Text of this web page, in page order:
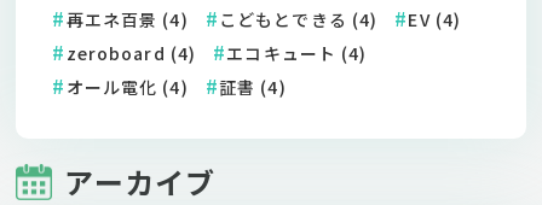
再エネ百景 (4)
こどもとできる (4)
EV (4)
zeroboard (4)
エコキュート (4)
オール電化 (4)
証書 (4)
アーカイブ